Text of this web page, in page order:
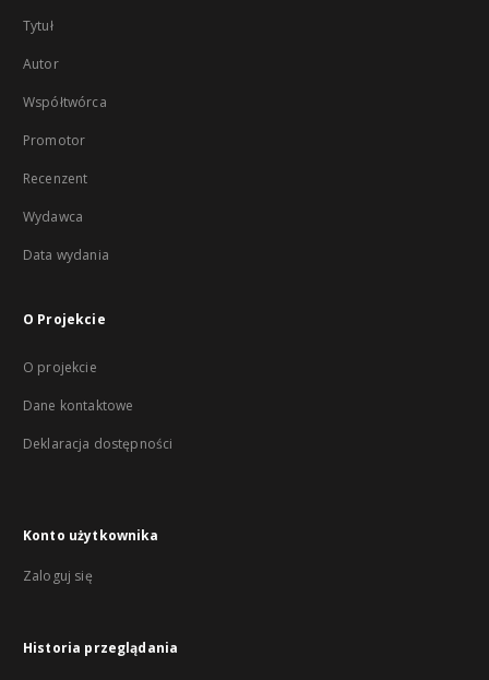
Tytuł
Autor
Współtwórca
Promotor
Recenzent
Wydawca
Data wydania
O Projekcie
O projekcie
Dane kontaktowe
Deklaracja dostępności
Konto użytkownika
Zaloguj się
Historia przeglądania